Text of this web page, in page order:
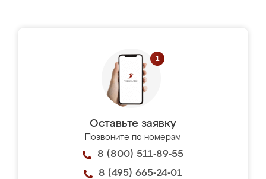
Оставьте заявку
Позвоните по номерам
8 (800) 511-89-55
8 (495) 665-24-01